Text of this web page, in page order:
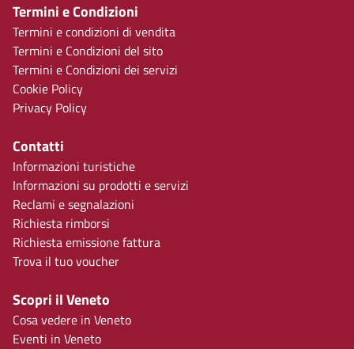
Termini e Condizioni
Termini e condizioni di vendita
Termini e Condizioni del sito
Termini e Condizioni dei servizi
Cookie Policy
Privacy Policy
Contatti
Informazioni turistiche
Informazioni su prodotti e servizi
Reclami e segnalazioni
Richiesta rimborsi
Richiesta emissione fattura
Trova il tuo voucher
Scopri il Veneto
Cosa vedere in Veneto
Eventi in Veneto